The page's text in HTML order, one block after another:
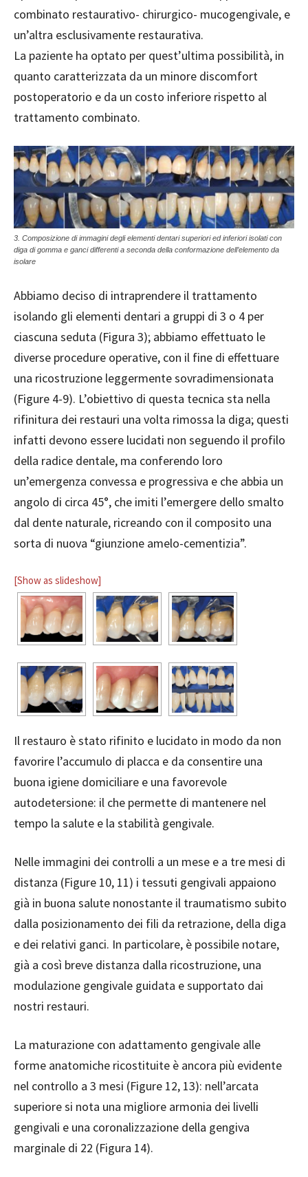
combinato restaurativo- chirurgico- mucogengivale, e
un’altra esclusivamente restaurativa.
La paziente ha optato per quest’ultima possibilità, in
quanto caratterizzata da un minore discomfort
postoperatorio e da un costo inferiore rispetto al
trattamento combinato.
3. Composizione di immagini degli elementi dentari superiori ed inferiori isolati con
diga di gomma e ganci differenti a seconda della conformazione dell’elemento da
isolare
Abbiamo deciso di intraprendere il trattamento
isolando gli elementi dentari a gruppi di 3 o 4 per
ciascuna seduta (Figura 3); abbiamo effettuato le
diverse procedure operative, con il fine di effettuare
una ricostruzione leggermente sovradimensionata
(Figure 4-9). L’obiettivo di questa tecnica sta nella
rifinitura dei restauri una volta rimossa la diga; questi
infatti devono essere lucidati non seguendo il profilo
della radice dentale, ma conferendo loro
un’emergenza convessa e progressiva e che abbia un
angolo di circa 45°, che imiti l’emergere dello smalto
dal dente naturale, ricreando con il composito una
sorta di nuova “giunzione amelo-cementizia”.
[Show as slideshow]
Il restauro è stato rifinito e lucidato in modo da non
favorire l’accumulo di placca e da consentire una
buona igiene domiciliare e una favorevole
autodetersione: il che permette di mantenere nel
tempo la salute e la stabilità gengivale.
Nelle immagini dei controlli a un mese e a tre mesi di
distanza (Figure 10, 11) i tessuti gengivali appaiono
già in buona salute nonostante il traumatismo subito
dalla posizionamento dei fili da retrazione, della diga
e dei relativi ganci. In particolare, è possibile notare,
già a così breve distanza dalla ricostruzione, una
modulazione gengivale guidata e supportato dai
nostri restauri.
La maturazione con adattamento gengivale alle
forme anatomiche ricostituite è ancora più evidente
nel controllo a 3 mesi (Figure 12, 13): nell’arcata
superiore si nota una migliore armonia dei livelli
gengivali e una coronalizzazione della gengiva
marginale di 22 (Figura 14).